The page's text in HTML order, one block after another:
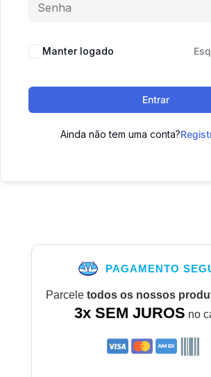
Manter logado
Entrar
Ainda não tem uma conta?
PAGAMENTO
Parcele todos os nossos
3x SEM JUROS no